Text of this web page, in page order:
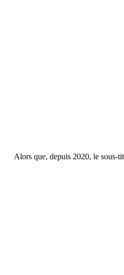
Alors que, depuis 2020, le sous-